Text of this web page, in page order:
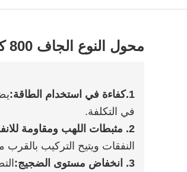
محول النوع الجاف 800 كيلو فولت أمبير
1. كفاءة في استخدام الطاقة:
في التكلفة.
2. مثبطات اللهب ومقاومة للانفجار:
النفقات ويتيح التركيب
3. انخفاض مستوى الضجيج: